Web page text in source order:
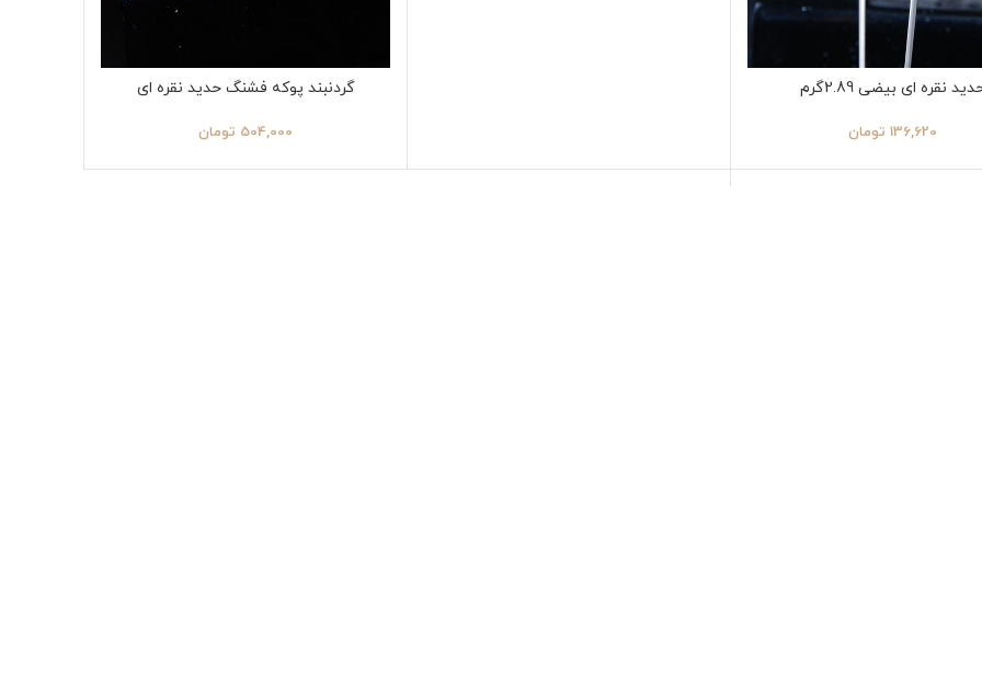
نقره ای بیضی 2.89گرم
136,620 تومان
گردنبند پوکه فشنگ حدید نقره ای
504,000 تومان